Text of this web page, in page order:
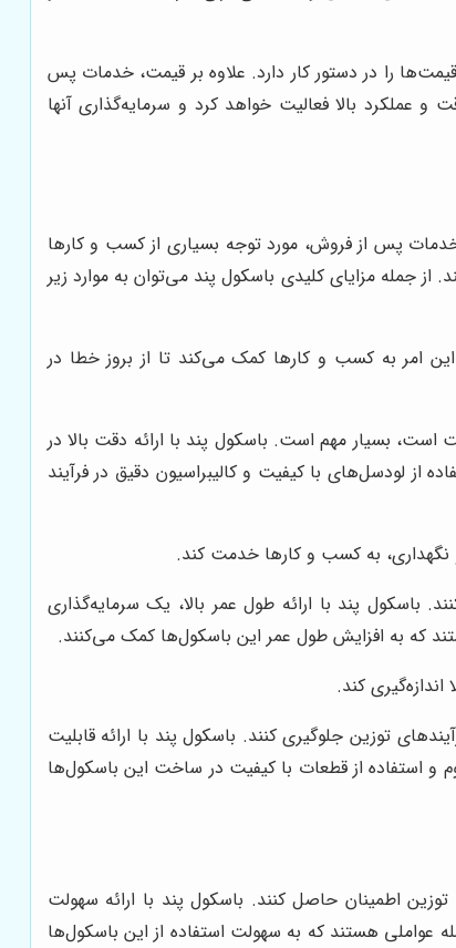
را در دستور کار دارد. علاوه بر قیمت، خدمات پس
عملکرد بالا فعالیت خواهد کرد و سرمایه‌گذاری آنها
خدمات پس از فروش، مورد توجه بسیاری از کسب و کارها
از جمله مزایای کلیدی باسکول پند می‌توان به موارد زیر
این امر به کسب و کارها کمک می‌کند تا از بروز خطا در
است، بسیار مهم است. باسکول پند با ارائه دقت بالا در
از لودسل‌های با کیفیت و کالیبراسیون دقیق در فرآیند
و نگهداری، به کسب و کارها خدمت کند.
پند با ارائه طول عمر بالا، یک سرمایه‌گذاری
که به افزایش طول عمر این باسکول‌ها کمک می‌کنند.
کند.
توزین جلوگیری کنند. باسکول پند با ارائه قابلیت
و استفاده از قطعات با کیفیت در ساخت این باسکول‌ها
اطمینان حاصل کنند. باسکول پند با ارائه سهولت
عواملی هستند که به سهولت استفاده از این باسکول‌ها